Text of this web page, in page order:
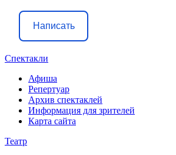
Написать
Спектакли
Афиша
Репертуар
Архив спектаклей
Информация для зрителей
Карта сайта
Театр